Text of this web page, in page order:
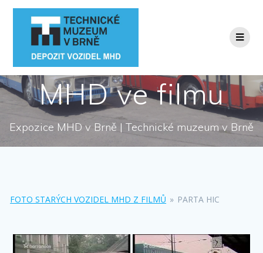
Přeskočit
MHD ve filmu
Expozice MHD v Brně | Technické muzeum v Brně
FOTO STARÝCH VOZIDEL MHD Z FILMŮ » PARTA HIC